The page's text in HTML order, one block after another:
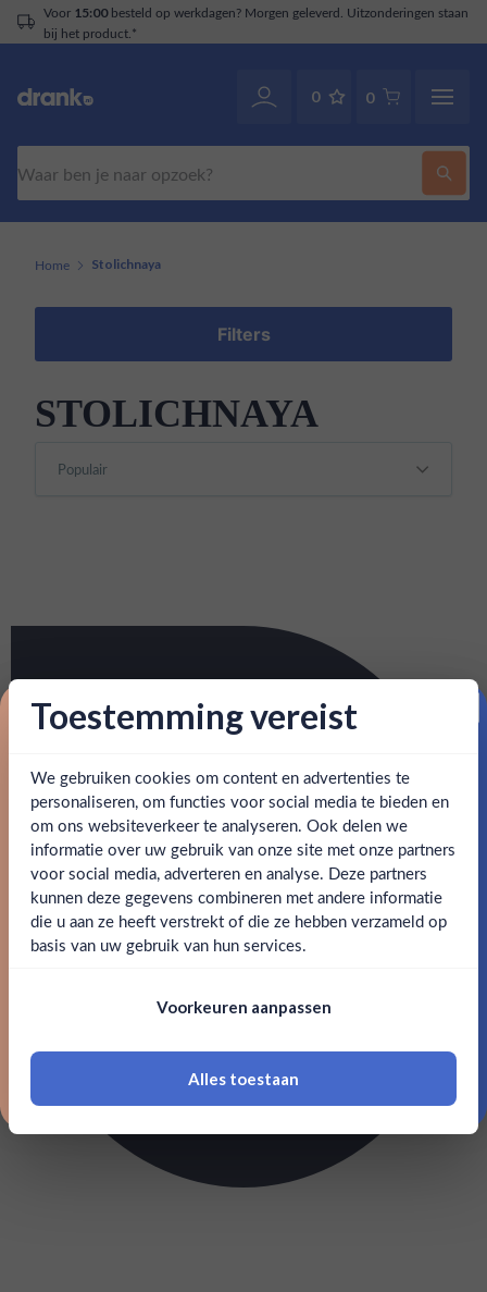
Voor 15:00besteld op werkdagen? Morgen geleverd. Uitzonderingen staan
bij het product.*
0 0
Ben jij 18 jaar of ouder?
Ja Nee
18 jaar of ouder zijn
Home Stolichnaya
Filters
STOLICHNAYA
Toestemming vereist
We gebruiken cookies om content en advertenties te
personaliseren, om functies voor social media te bieden en
om ons websiteverkeer te analyseren. Ook delen we
informatie over uw gebruik van onze site met onze partners
voor social media, adverteren en analyse. Deze partners
kunnen deze gegevens combineren met andere informatie
die u aan ze heeft verstrekt of die ze hebben verzameld op
basis van uw gebruik van hun services.
Voorkeuren aanpassen
Alles toestaan
Proost op je eerste korting!
Schrijf je in en ontvang direct 5% korting op je eerste
bestelling.
Email
Claim mijn korting